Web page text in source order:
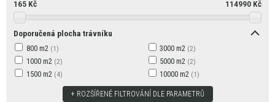
165Kč 114990 Kč
Doporučená plocha trávníku
800 m2
1000 m2
1500 m2
3000 m2
5000 m2
10000 m2
ROZŠÍŘENÉ FILTROVÁNÍ DLE PARAMETRŮ